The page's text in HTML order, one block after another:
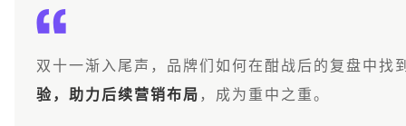
双十一渐入尾声，品牌们如何在酣战后的复盘中找
验，助力后续营销布局 ，成为重中之重。